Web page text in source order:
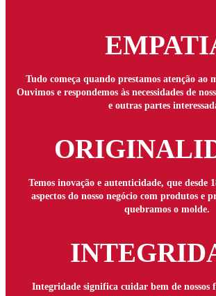
Tudo começa quando prestamos atenção ao
Ouvimos e respondemos às necessidades de
e outras partes
Temos inovação e autenticidade, que desde
aspectos do nosso negócio com produtos e
quebramos o molde.
Integridade significa cuidar bem de nossos